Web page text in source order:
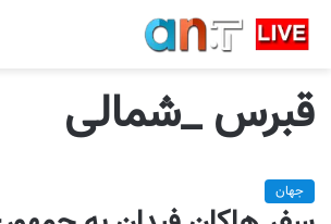
قبرس _شمالی
جهان